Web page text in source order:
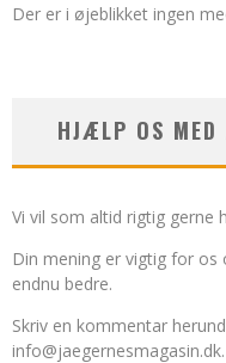
Der er i øjeblikket ingen
HJÆLP OS MED
Vi vil som altid rigtig gerne
Din mening er vigtig for
endnu bedre.
Skriv en kommentar
info@jaegernesmagasin.dk.